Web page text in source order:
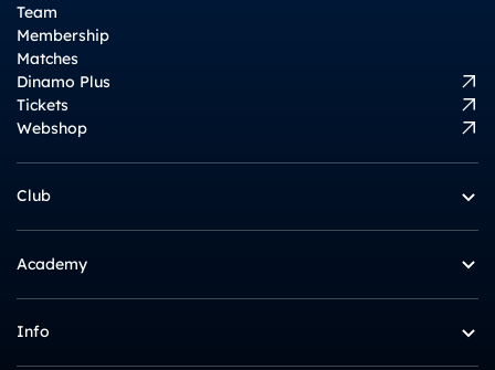
Team
Membership
Matches
Dinamo Plus
Tickets
Webshop
Club
Academy
Info